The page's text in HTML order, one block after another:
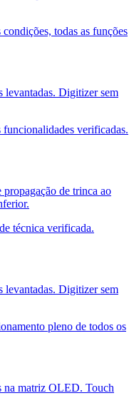
todas as funções
Digitizer sem
verificadas.
de trinca ao
técnica verificada.
Digitizer sem
pleno de todos os
na matriz OLED. Touch